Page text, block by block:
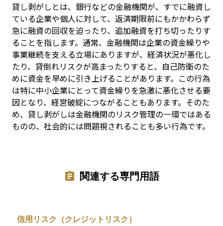
貸し剥がしとは、銀行などの金融機関が、すでに融資し
ている企業や個人に対して、返済期限前にもかかわらず
急に融資の回収を迫ったり、追加融資を打ち切ったりす
ることを指します。通常、金融機関は企業の資金繰りや
事業継続を支える立場にありますが、経済状況が悪化し
たり、貸倒れリスクが高まったりすると、自己防衛のた
めに資金を早めに引き上げることがあります。この行為
は特に中小企業にとって資金繰りを急激に悪化させる要
因となり、経営破綻につながることもあります。そのた
め、貸し剥がしは金融機関のリスク管理の一環ではある
ものの、社会的には問題視されることも多い行為です。
関連する専門用語
信用リスク（クレジットリスク）